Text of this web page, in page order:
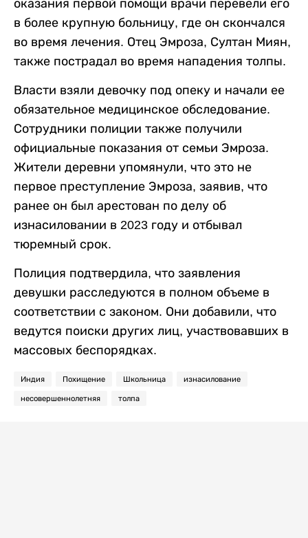
оказания первой помощи врачи перевели его
в более крупную больницу, где он скончался
во время лечения. Отец Эмроза, Султан Миян,
также пострадал во время нападения толпы.
Власти взяли девочку под опеку и начали ее
обязательное медицинское обследование.
Сотрудники полиции также получили
официальные показания от семьи Эмроза.
Жители деревни упомянули, что это не
первое преступление Эмроза, заявив, что
ранее он был арестован по делу об
изнасиловании в 2023 году и отбывал
тюремный срок.
Полиция подтвердила, что заявления
девушки расследуются в полном объеме в
соответствии с законом. Они добавили, что
ведутся поиски других лиц, участвовавших в
массовых беспорядках.
Индия Похищение Школьница изнасилование
несовершеннолетняя толпа